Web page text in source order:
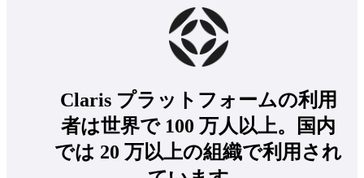
Claris プラットフォームの利用
者は世界で 100 万人以上。国内
では 20 万以上の組織で利用され